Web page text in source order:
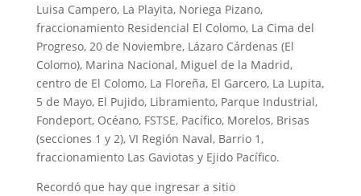
Luisa Campero, La Playita, Noriega Pizano,
fraccionamiento Residencial El Colomo, La Cima del
Progreso, 20 de Noviembre, Lázaro Cárdenas (El
Colomo), Marina Nacional, Miguel de la Madrid,
centro de El Colomo, La Floreña, El Garcero, La Lupita,
5 de Mayo, El Pujido, Libramiento, Parque Industrial,
Fondeport, Océano, FSTSE, Pacífico, Morelos, Brisas
(secciones 1 y 2), VI Región Naval, Barrio 1,
fraccionamiento Las Gaviotas y Ejido Pacífico.
Recordó que hay que ingresar a sitio